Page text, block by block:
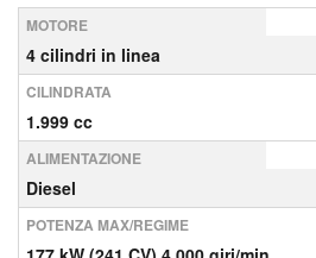
MOTORE
4 cilindri in linea
CILINDRATA
1.999 cc
ALIMENTAZIONE
Diesel
POTENZA MAX/REGIME